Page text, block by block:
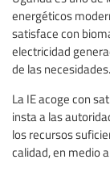
energéticos
satisface con
electricidad
de las necesidades.
La IE acoge con
insta a las
los recursos
calidad, en medio